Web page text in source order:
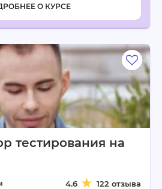
О КУРСЕ
тестирования на
4.6 122 отзыва